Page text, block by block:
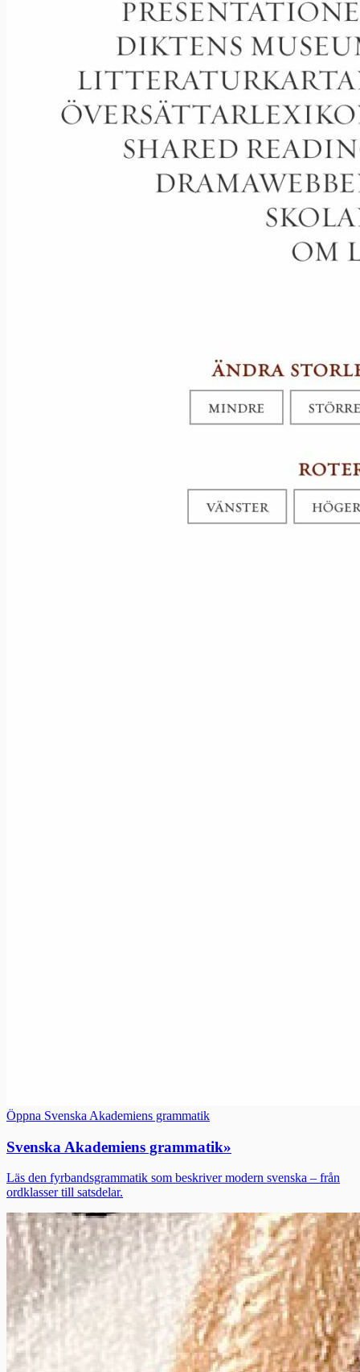
Öppna Svenska Akademiens grammatik
Svenska Akademiens grammatik»
Läs den fyrbandsgrammatik som beskriver modern svenska – från
ordklasser till satsdelar.